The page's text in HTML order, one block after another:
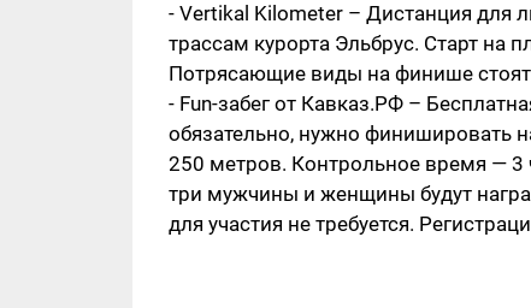
- Vertikal Kilometer – Дистанция для
трассам курорта Эльбрус. Старт
Потрясающие виды на финише стоят
- Fun-забег от Кавказ.РФ –
обязательно, нужно финишировать
250 метров. Контрольное время — 3
три мужчины и женщины будут
для участия не требуется.